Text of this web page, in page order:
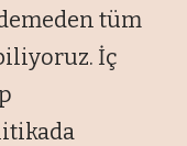
tüm
İç